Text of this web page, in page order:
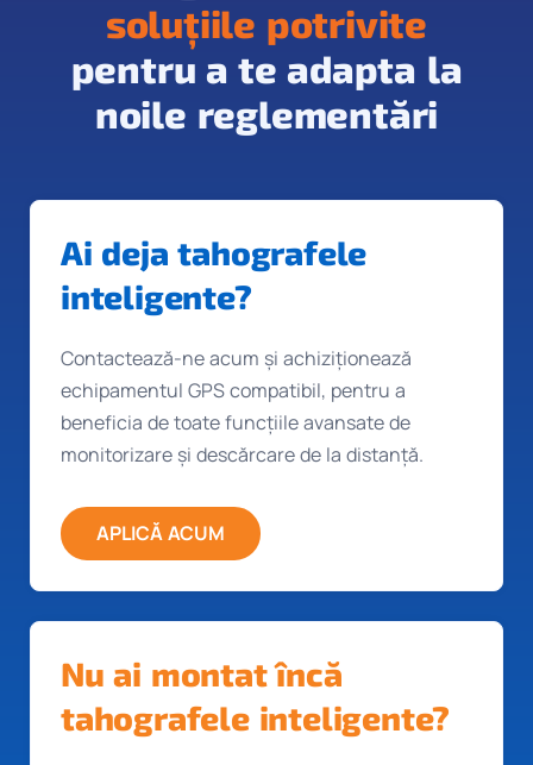
soluțiile potrivite
pentru a te adapta la
noile reglementări
Ai deja tahografele
inteligente?
Contactează-ne acum și achiziționează
echipamentul GPS compatibil, pentru a
beneficia de toate funcțiile avansate de
monitorizare și descărcare de la distanță.
APLICĂ ACUM
Nu ai montat încă
tahografele inteligente?